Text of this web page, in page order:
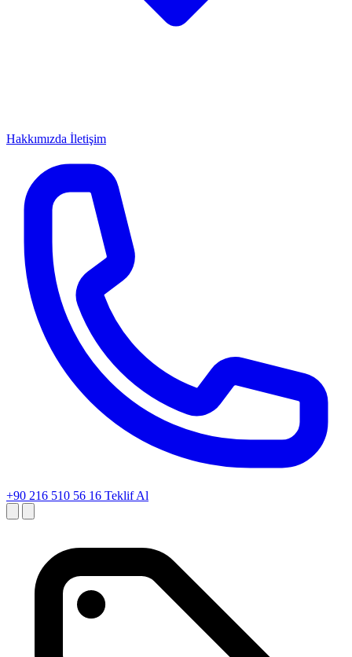
Hakkımızda İletişim
+90 216 510 56 16 Teklif Al